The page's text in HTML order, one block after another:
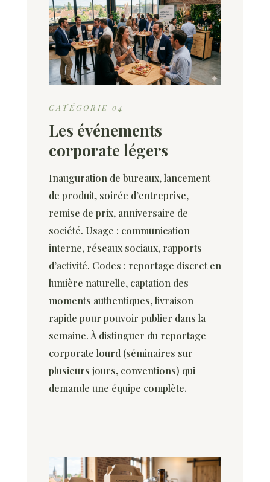
CATÉGORIE 04
Les événements
corporate légers
Inauguration de bureaux, lancement
de produit, soirée d’entreprise,
remise de prix, anniversaire de
société. Usage : communication
interne, réseaux sociaux, rapports
d’activité. Codes : reportage discret en
lumière naturelle, captation des
moments authentiques, livraison
rapide pour pouvoir publier dans la
semaine. À distinguer du reportage
corporate lourd (séminaires sur
plusieurs jours, conventions) qui
demande une équipe complète.